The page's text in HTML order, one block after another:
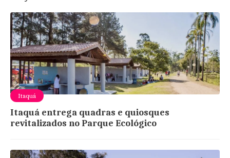
Itaquá
Itaquá entrega quadras e quiosques
revitalizados no Parque Ecológico